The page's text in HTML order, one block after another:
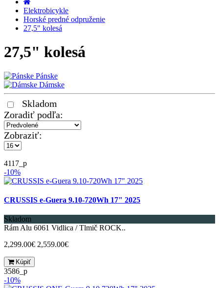
Elektrobicykle
Horské predné odpruženie
27,5" kolesá
27,5" kolesá
Pánske
Dámske
Skladom
Zoradiť podľa:
Zobraziť:
4117_p
-10%
CRUSSIS e-Guera 9.10-720Wh 17" 2025
Skladom
Rám Alu 6061 Vidlica / Tlmič ROCK..
2,299.00€ 2,559.00€
Kúpiť
3586_p
-10%